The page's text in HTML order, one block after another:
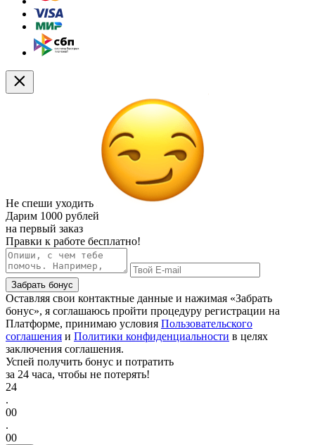
Не спеши уходить
Дарим 1000 рублей
на первый заказ
Правки к работе бесплатно!
Забрать бонус
Оставляя свои контактные данные и нажимая «Забрать
бонус», я соглашаюсь пройти процедуру регистрации на
Платформе, принимаю условия Пользовательского
соглашения и Политики конфиденциальности в целях
заключения соглашения.
Успей получить бонус и потратить
за 24 часа, чтобы не потерять!
24
.
00
.
00